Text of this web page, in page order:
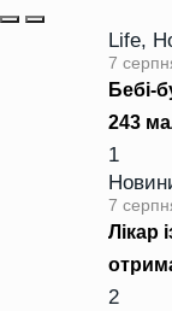
Life,
7
Бебі-
243
1
7
Лікар
2